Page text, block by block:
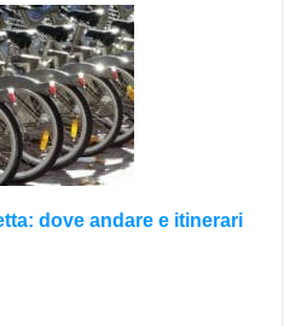
dove andare e itinerari